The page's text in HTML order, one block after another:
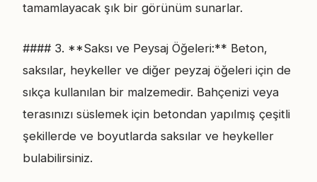
tamamlayacak şık bir görünüm sunarlar.
#### 3. **Saksı ve Peysaj Öğeleri:** Beton,
saksılar, heykeller ve diğer peyzaj öğeleri için de
sıkça kullanılan bir malzemedir. Bahçenizi veya
terasınızı süslemek için betondan yapılmış çeşitli
şekillerde ve boyutlarda saksılar ve heykeller
bulabilirsiniz.